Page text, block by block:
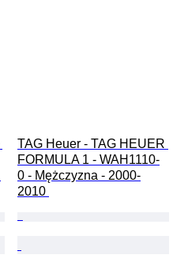
TAG Heuer - TAG HEUER
FORMULA 1 - WAH1110-
0 - Mężczyzna - 2000-
2010